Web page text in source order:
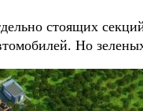
стоящих
Но